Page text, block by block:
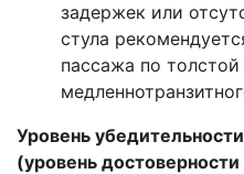
задержек или
стула
пассажа по
Уровень
(уровень